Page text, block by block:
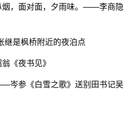
烟，面对面，夕雨味。——李商隐
继是枫桥附近的夜泊点
《夜书见》
岑参《白雪之歌》送别田书记吴